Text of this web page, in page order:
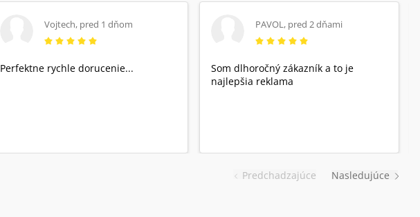
Predchadzajúce
Vojtech, pred 1 dňom
Perfektne rychle dorucenie...
PAVOL, pred 2 dňami
Som dlhoročný zákazník a to je
najlepšia reklama
Nasledujúce